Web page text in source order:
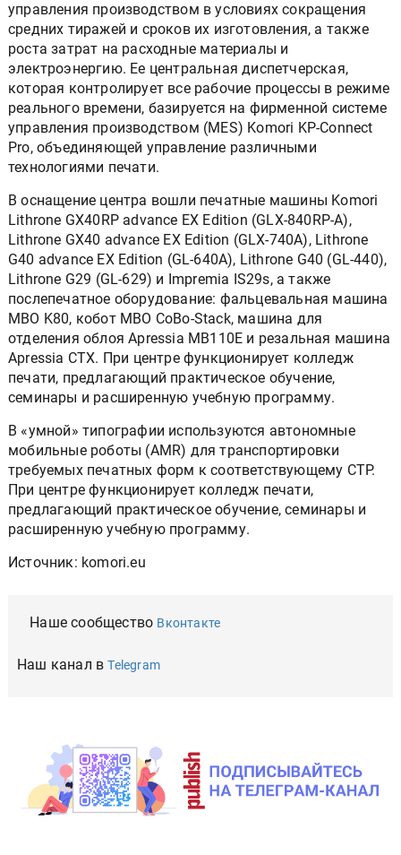
управления производством в условиях сокращения
средних тиражей и сроков их изготовления, а также
роста затрат на расходные материалы и
электроэнергию. Ее центральная диспетчерская,
которая контролирует все рабочие процессы в режиме
реального времени, базируется на фирменной системе
управления производством (MES) Komori KP-Connect
Pro, объединяющей управление различными
технологиями печати.
В оснащение центра вошли печатные машины Komori
Lithrone GX40RP advance EX Edition (GLX-840RP-A),
Lithrone GX40 advance EX Edition (GLX-740A), Lithrone
G40 advance EX Edition (GL-640A), Lithrone G40 (GL-440),
Lithrone G29 (GL-629) и Impremia IS29s, а также
послепечатное оборудование: фальцевальная машина
MBO K80, кобот MBO CoBo-Stack, машина для
отделения облоя Apressia MB110E и резальная машина
Apressia CTX. При центре функционирует колледж
печати, предлагающий практическое обучение,
семинары и расширенную учебную программу.
В «умной» типографии используются автономные
мобильные роботы (AMR) для транспортировки
требуемых печатных форм к соответствующему СTP.
При центре функционирует колледж печати,
предлагающий практическое обучение, семинары и
расширенную учебную программу.
Источник: komori.eu
Наше сообщество Вконтакте
Наш канал вTelegram